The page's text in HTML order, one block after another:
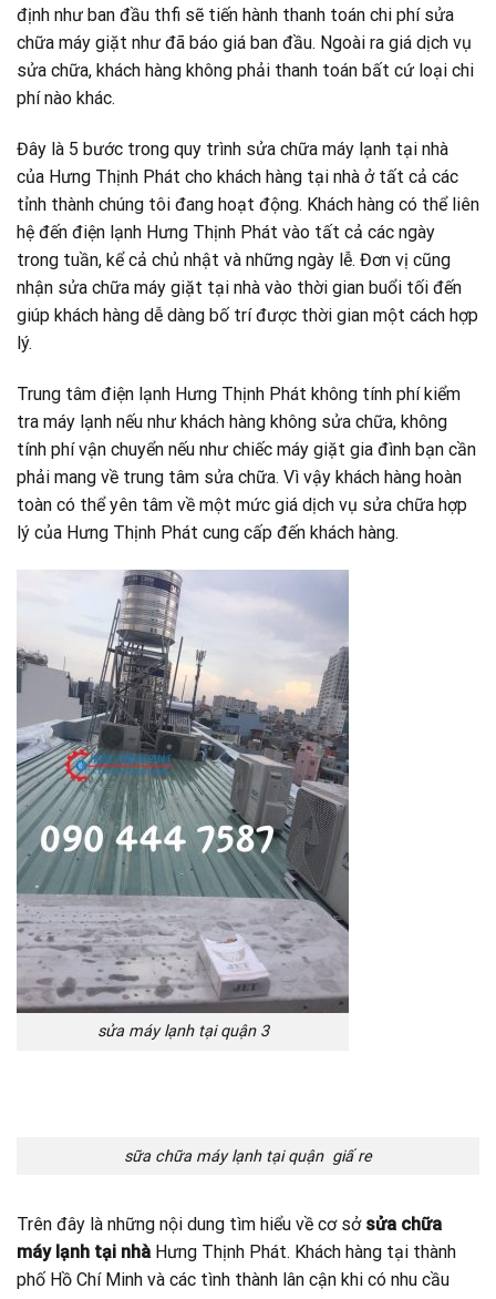
định như ban đầu thfi sẽ tiến hành thanh toán chi phí sửa
chữa máy giặt như đã báo giá ban đầu. Ngoài ra giá dịch vụ
sửa chữa, khách hàng không phải thanh toán bất cứ loại chi
phí nào khác.
Đây là 5 bước trong quy trình sửa chữa máy lạnh tại nhà
của Hưng Thịnh Phát cho khách hàng tại nhà ở tất cả các
tỉnh thành chúng tôi đang hoạt động. Khách hàng có thể liên
hệ đến điện lạnh Hưng Thịnh Phát vào tất cả các ngày
trong tuần, kể cả chủ nhật và những ngày lễ. Đơn vị cũng
nhận sửa chữa máy giặt tại nhà vào thời gian buổi tối đến
giúp khách hàng dễ dàng bố trí được thời gian một cách hợp
lý.
Trung tâm điện lạnh Hưng Thịnh Phát không tính phí kiểm
tra máy lạnh nếu như khách hàng không sửa chữa, không
tính phí vận chuyển nếu như chiếc máy giặt gia đình bạn cần
phải mang về trung tâm sửa chữa. Vì vậy khách hàng hoàn
toàn có thể yên tâm về một mức giá dịch vụ sửa chữa hợp
lý của Hưng Thịnh Phát cung cấp đến khách hàng.
sửa máy lạnh tại quận 3
sữa chữa máy lạnh tại quận giấ re
Trên đây là những nội dung tìm hiểu về cơ sở sửa chữa
máy lạnh tại nhà Hưng Thịnh Phát. Khách hàng tại thành
phố Hồ Chí Minh và các tình thành lân cận khi có nhu cầu